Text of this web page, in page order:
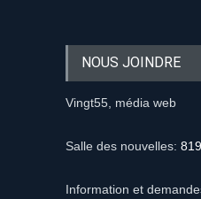
NOUS JOINDRE
Vingt55, média web
Salle des nouvelles:
Information et